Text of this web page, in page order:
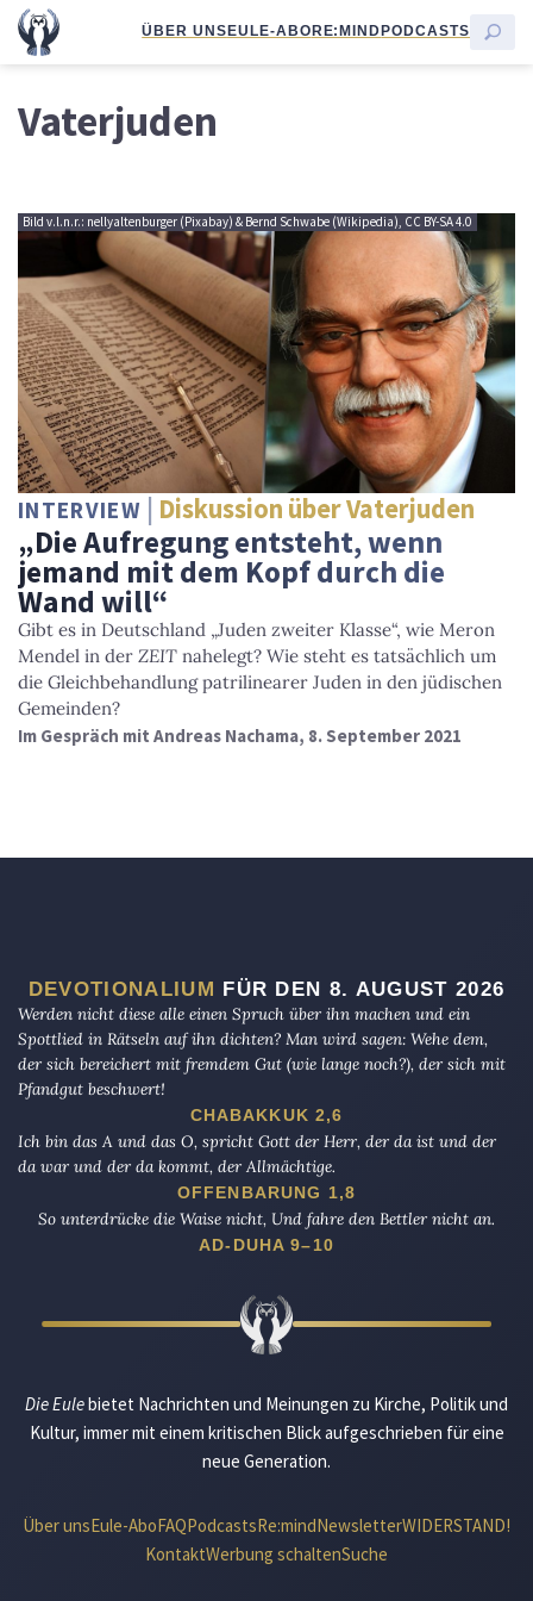
ÜBER UNSEULE-ABORE:MINDPODCASTS
Vaterjuden
Bild v.l.n.r.: nellyaltenburger (Pixabay) & Bernd Schwabe (Wikipedia), CC BY-SA 4.0
INTERVIEW Diskussion über Vaterjuden
„Die Aufregung entsteht, wenn
jemand mit dem Kopf durch die
Wand will“
Gibt es in Deutschland „Juden zweiter Klasse“, wie Meron
Mendel in der ZEIT nahelegt? Wie steht es tatsächlich um
die Gleichbehandlung patrilinearer Juden in den jüdischen
Gemeinden?
Im Gespräch mit Andreas Nachama, 8. September 2021
DEVOTIONALIUM FÜR DEN 8. AUGUST 2026
Werden nicht diese alle einen Spruch über ihn machen und ein
Spottlied in Rätseln auf ihn dichten? Man wird sagen: Wehe dem,
der sich bereichert mit fremdem Gut (wie lange noch?), der sich mit
Pfandgut beschwert!
CHABAKKUK 2,6
Ich bin das A und das O, spricht Gott der Herr, der da ist und der
da war und der da kommt, der Allmächtige.
OFFENBARUNG 1,8
So unterdrücke die Waise nicht, Und fahre den Bettler nicht an.
AD-DUHA 9–10
Die Eulebietet Nachrichten und Meinungen zu Kirche, Politik und
Kultur, immer mit einem kritischen Blick aufgeschrieben für eine
neue Generation.
Über unsEule-AboFAQPodcastsRe:mindNewsletterWIDERSTAND!
KontaktWerbung schaltenSuche